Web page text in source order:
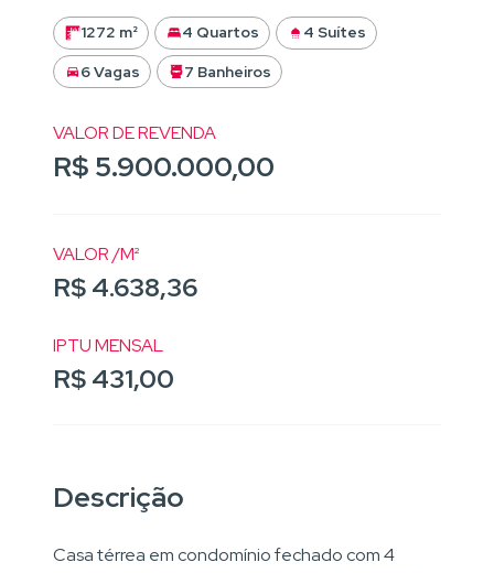
1272 m² 4 Quartos
4 Suítes
6 Vagas
7 Banheiros
VALOR DE REVENDA
R$ 5.900.000,00
VALOR /M²
R$ 4.638,36
IPTU MENSAL
R$ 431,00
Descrição
Casa térrea em condomínio fechado com 4